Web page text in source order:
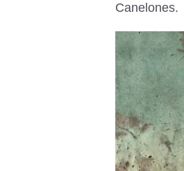
Canelones.